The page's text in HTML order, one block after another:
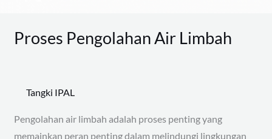
Proses Pengolahan Air Limbah
Tangki IPAL
Pengolahan air limbah adalah proses penting yang
memainkan peran penting dalam melindungi lingkungan